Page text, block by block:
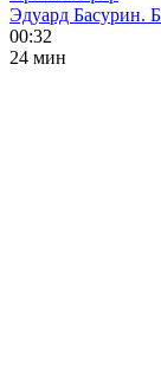
Эдуард Басурин.
00:32
24 мин